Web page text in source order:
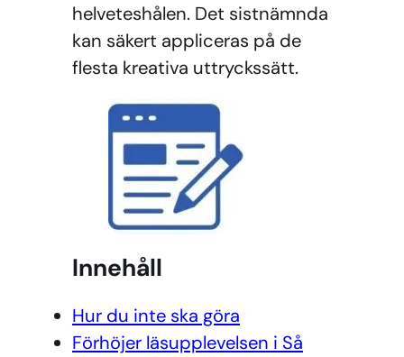
helveteshålen. Det sistnämnda
kan säkert appliceras på de
flesta kreativa uttryckssätt.
Innehåll
Hur du inte ska göra
Förhöjer läsupplevelsen i Så